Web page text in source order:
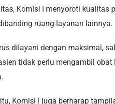
Komisi I menyoroti kualitas
ruang layanan lainnya.
dilayani dengan maksimal,
tidak perlu mengambil
Komisi I juga berharap